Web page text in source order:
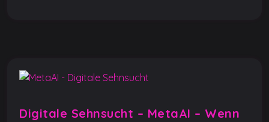
Digitale Sehnsucht – MetaAI – Wenn